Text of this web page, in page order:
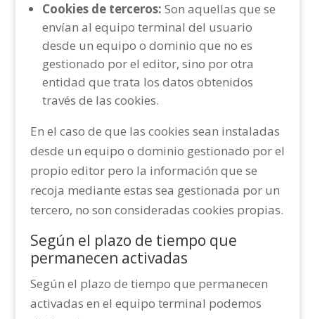
Cookies de terceros: Son aquellas que se
envían al equipo terminal del usuario
desde un equipo o dominio que no es
gestionado por el editor, sino por otra
entidad que trata los datos obtenidos
través de las cookies.
En el caso de que las cookies sean instaladas
desde un equipo o dominio gestionado por el
propio editor pero la información que se
recoja mediante estas sea gestionada por un
tercero, no son consideradas cookies propias.
Según el plazo de tiempo que
permanecen activadas
Según el plazo de tiempo que permanecen
activadas en el equipo terminal podemos